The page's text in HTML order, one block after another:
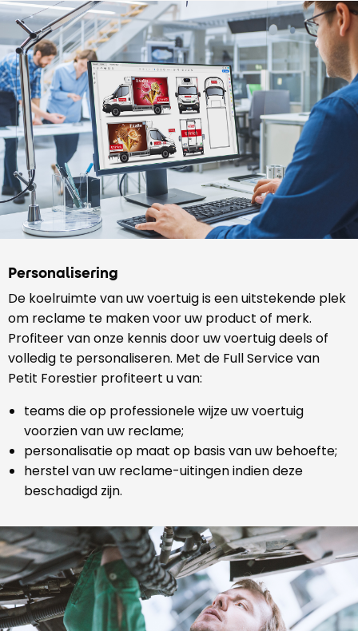
Personalisering
De koelruimte van uw voertuig is een uitstekende plek
om reclame te maken voor uw product of merk.
Profiteer van onze kennis door uw voertuig deels of
volledig te personaliseren. Met de Full Service van
Petit Forestier profiteert u van:
teams die op professionele wijze uw voertuig
voorzien van uw reclame;
personalisatie op maat op basis van uw behoefte;
herstel van uw reclame-uitingen indien deze
beschadigd zijn.